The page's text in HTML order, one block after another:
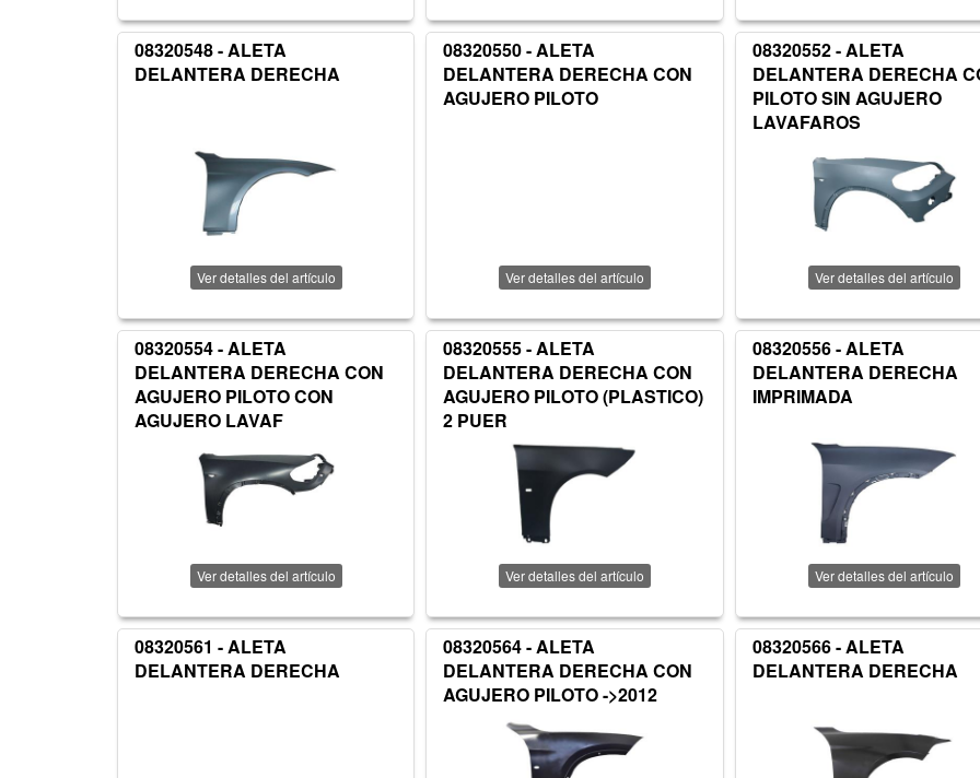
08320548 - ALETA
DELANTERA DERECHA
Ver detalles del artículo
08320550 - ALETA
DELANTERA DERECHA CON
AGUJERO PILOTO
Ver detalles del artículo
08320552 - ALETA
DELANTERA DERECHA
PILOTO SIN AGUJERO
LAVAFAROS
Ver detalles del artículo
08320554 - ALETA
DELANTERA DERECHA CON
AGUJERO PILOTO CON
AGUJERO LAVAF
Ver detalles del artículo
08320555 - ALETA
DELANTERA DERECHA CON
AGUJERO PILOTO (PLASTICO)
2 PUER
Ver detalles del artículo
08320556 - ALETA
DELANTERA DERECHA
IMPRIMADA
Ver detalles del artículo
08320561 - ALETA
DELANTERA DERECHA
08320564 - ALETA
DELANTERA DERECHA CON
AGUJERO PILOTO ->2012
08320566 - ALETA
DELANTERA DERECHA